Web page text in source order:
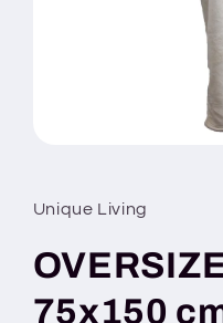
in
modaal
Unique Living
75x150